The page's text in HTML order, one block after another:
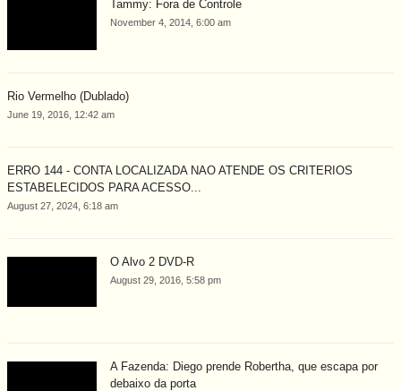
Tammy: Fora de Controle
November 4, 2014, 6:00 am
Rio Vermelho (Dublado)
June 19, 2016, 12:42 am
ERRO 144 - CONTA LOCALIZADA NAO ATENDE OS CRITERIOS
ESTABELECIDOS PARA ACESSO...
August 27, 2024, 6:18 am
O Alvo 2 DVD-R
August 29, 2016, 5:58 pm
A Fazenda: Diego prende Robertha, que escapa por
debaixo da porta